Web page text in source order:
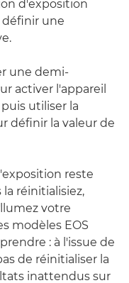
d'exposition
définir une
une demi-
activer l'appareil
utiliser la
définir la valeur de
reste
réinitialisiez,
votre
modèles EOS
: à l'issue de
de réinitialiser la
inattendus sur